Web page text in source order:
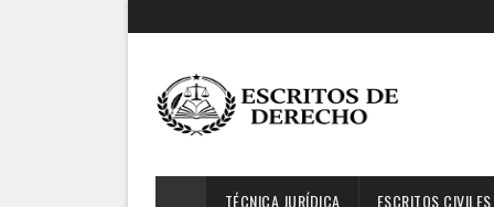
TÉCNICA JURÍDICA ESCRITOS CIVILES